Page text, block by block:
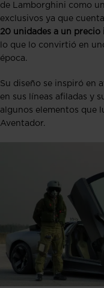
de Lamborghini como
exclusivos ya que
20 unidades a un precio
lo que lo convirtió en
época.
Su diseño se inspiró en
en sus líneas afiladas y
algunos elementos que
Aventador​.